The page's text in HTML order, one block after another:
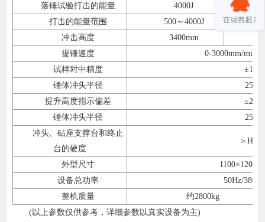
落锤试验打击的能量
4000J
打击的能量范围
500～4000J
冲击高度
3400mm
提锤速度
0-3000mm/min
试样对中精度
锤体冲头半径
提升高度指示偏差
锤体冲头半径
冲头、砧座支撑台和终止
台的硬度
＞
外型尺寸
设备总功率
50Hz/
整机质量
约2800kg
(以上参数仅供参考，详细参数以真实设备为主)